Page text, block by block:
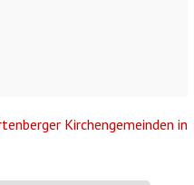
Kirchengemeinden in